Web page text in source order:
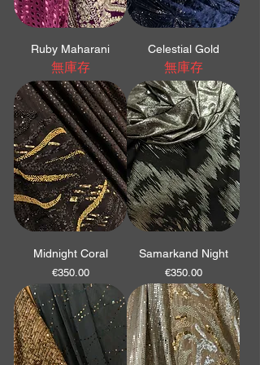
Ruby Maharani
無庫存
Celestial Gold
無庫存
Midnight Coral
價格
€350.00
Samarkand Night
價格
€350.00